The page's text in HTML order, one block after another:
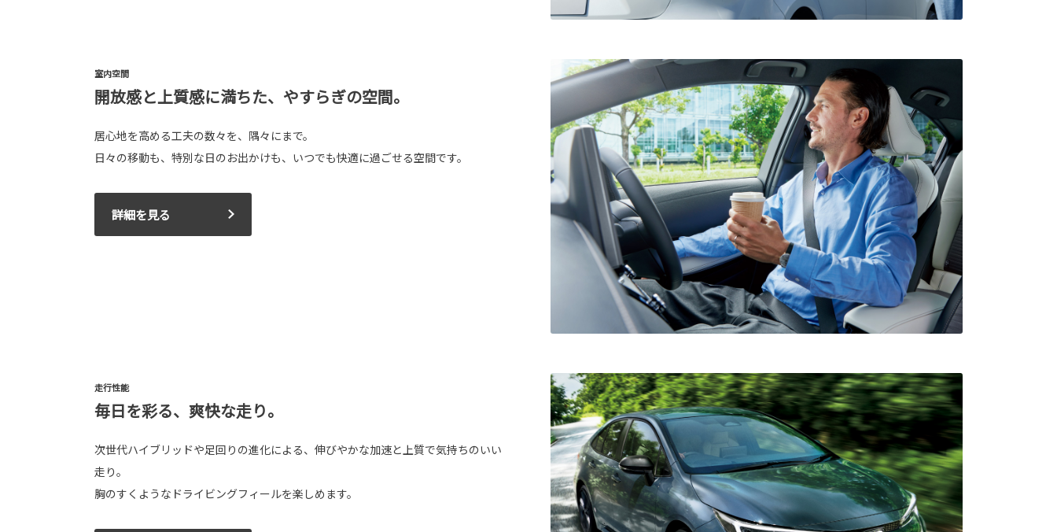
室内空間
開放感と上質感に満ちた、やすらぎの空間。
居心地を高める工夫の数々を、隅々にまで。
日々の移動も、特別な日のお出かけも、いつでも快適に過ごせる空間です。
詳細を見る
走行性能
毎日を彩る、爽快な走り。
次世代ハイブリッドや足回りの進化による、伸びやかな加速と上質で気持ちのいい
走り。
胸のすくようなドライビングフィールを楽しめます。